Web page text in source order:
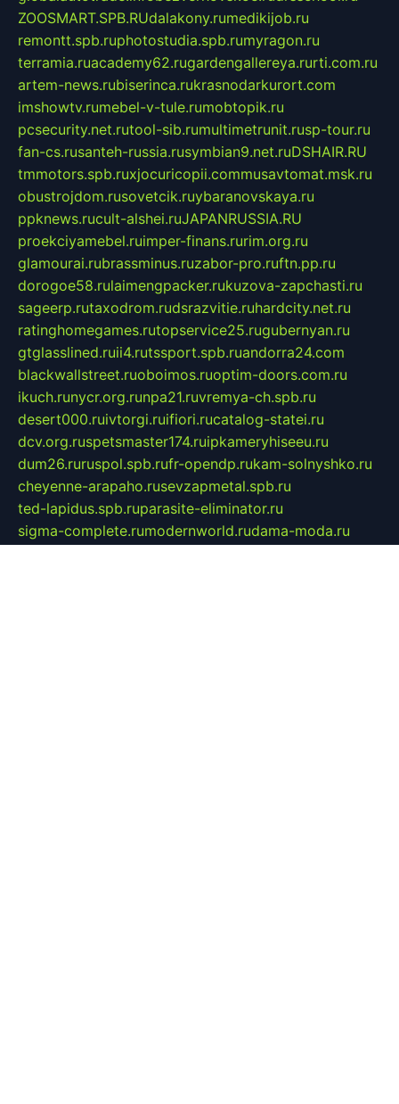
ZOOSMART.SPB.RUdalakony.rumedikijob.ru
remontt.spb.ruphotostudia.spb.rumyragon.ru
terramia.ruacademy62.rugardengallereya.rurti.com.ru
artem-news.rubiserinca.rukrasnodarkurort.com
imshowtv.rumebel-v-tule.rumobtopik.ru
pcsecurity.net.rutool-sib.rumultimetrunit.rusp-tour.ru
fan-cs.rusanteh-russia.rusymbian9.net.ruDSHAIR.RU
tmmotors.spb.ruxjocuricopii.commusavtomat.msk.ru
obustrojdom.rusovetcik.ruybaranovskaya.ru
ppknews.rucult-alshei.ruJAPANRUSSIA.RU
proekciyamebel.ruimper-finans.rurim.org.ru
glamourai.rubrassminus.ruzabor-pro.ruftn.pp.ru
dorogoe58.rulaimengpacker.rukuzova-zapchasti.ru
sageerp.rutaxodrom.rudsrazvitie.ruhardcity.net.ru
ratinghomegames.rutopservice25.rugubernyan.ru
gtglasslined.ruii4.rutssport.spb.ruandorra24.com
blackwallstreet.ruoboimos.ruoptim-doors.com.ru
ikuch.runycr.org.runpa21.ruvremya-ch.spb.ru
desert000.ruivtorgi.ruifiori.rucatalog-statei.ru
dcv.org.ruspetsmaster174.ruipkameryhiseeu.ru
dum26.ruruspol.spb.rufr-opendp.rukam-solnyshko.ru
cheyenne-arapaho.rusevzapmetal.spb.ru
ted-lapidus.spb.ruparasite-eliminator.ru
sigma-complete.rumodernworld.rudama-moda.ru